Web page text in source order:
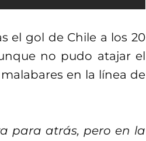
el gol de Chile a los 20
no pudo atajar el
en la línea de
para atrás, pero en la